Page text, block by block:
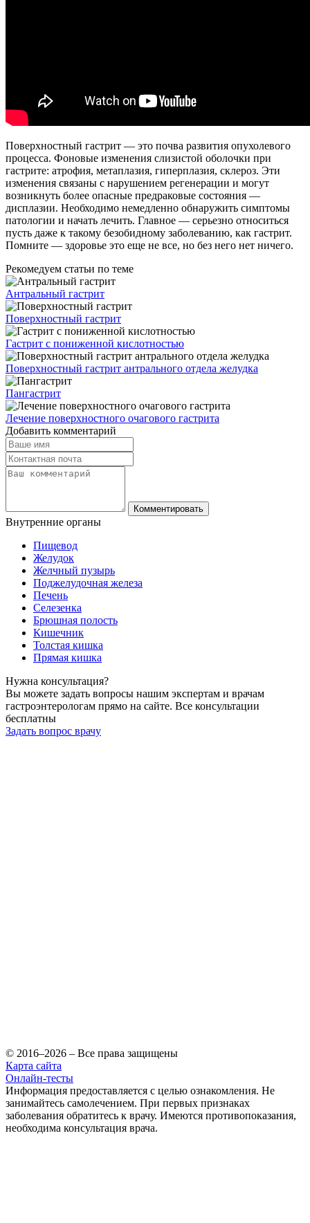
Поверхностный гастрит — это почва развития опухолевого
процесса. Фоновые изменения слизистой оболочки при
гастрите: атрофия, метаплазия, гиперплазия, склероз. Эти
изменения связаны с нарушением регенерации и могут
возникнуть более опасные предраковые состояния —
дисплазии. Необходимо немедленно обнаружить симптомы
патологии и начать лечить. Главное — серьезно относиться
пусть даже к такому безобидному заболеванию, как гастрит.
Помните — здоровье это еще не все, но без него нет ничего.
Рекомедуем статьи по теме
Антральный гастрит
Поверхностный гастрит
Гастрит с пониженной кислотностью
Поверхностный гастрит антрального отдела желудка
Пангастрит
Лечение поверхностного очагового гастрита
Добавить комментарий
Комментировать
Внутренние органы
Пищевод
Желудок
Желчный пузырь
Поджелудочная железа
Печень
Селезенка
Брюшная полость
Кишечник
Толстая кишка
Прямая кишка
Нужна консультация?
Вы можете задать вопросы нашим экспертам и врачам
гастроэнтерологам прямо на сайте. Все консультации
бесплатны
Задать вопрос врачу
© 2016–2026 – Все права защищены
Карта сайта
Онлайн-тесты
Информация предоставляется с целью ознакомления. Не
занимайтесь самолечением. При первых признаках
заболевания обратитесь к врачу. Имеются противопоказания,
необходима консультация врача.